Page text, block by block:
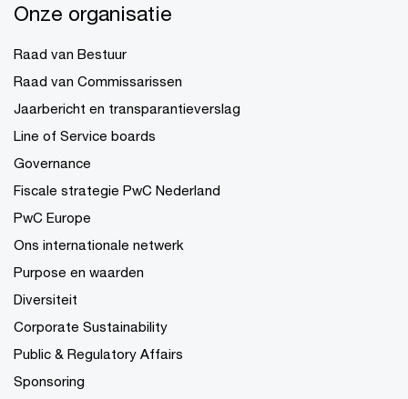
Onze organisatie
Raad van Bestuur
Raad van Commissarissen
Jaarbericht en transparantieverslag
Line of Service boards
Governance
Fiscale strategie PwC Nederland
PwC Europe
Ons internationale netwerk
Purpose en waarden
Diversiteit
Corporate Sustainability
Public & Regulatory Affairs
Sponsoring